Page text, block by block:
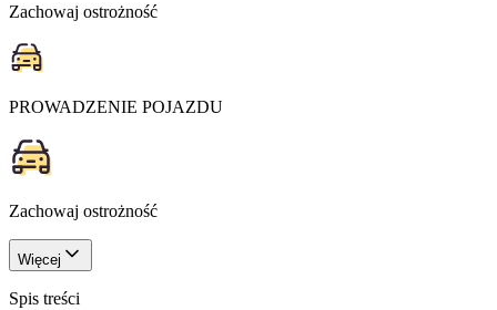
Zachowaj ostrożność
PROWADZENIE POJAZDU
Zachowaj ostrożność
Więcej
Spis treści